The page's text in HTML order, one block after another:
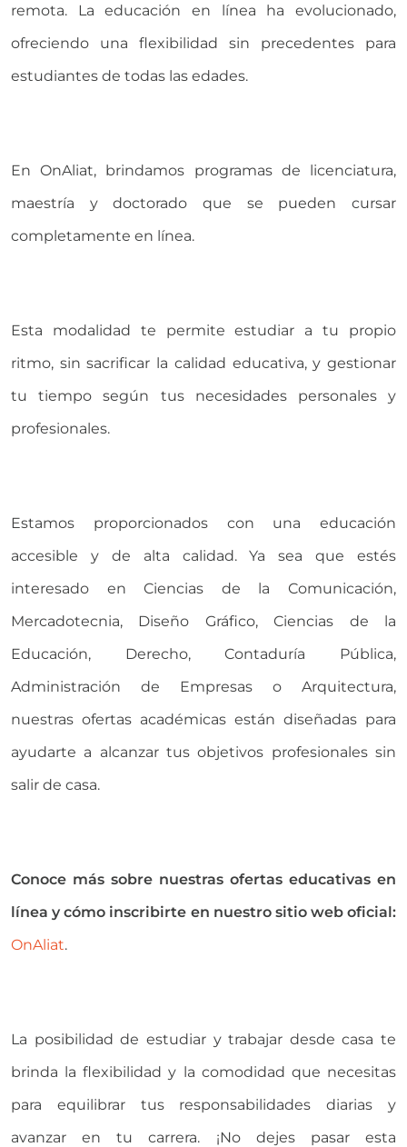
remota. La educación en línea ha evolucionado,
ofreciendo una flexibilidad sin precedentes para
estudiantes de todas las edades.
En OnAliat, brindamos programas de licenciatura,
maestría y doctorado que se pueden cursar
completamente en línea.
Esta modalidad te permite estudiar a tu propio
ritmo, sin sacrificar la calidad educativa, y gestionar
tu tiempo según tus necesidades personales y
profesionales.
Estamos proporcionados con una educación
accesible y de alta calidad. Ya sea que estés
interesado en Ciencias de la Comunicación,
Mercadotecnia, Diseño Gráfico, Ciencias de la
Educación, Derecho, Contaduría Pública,
Administración de Empresas o Arquitectura,
nuestras ofertas académicas están diseñadas para
ayudarte a alcanzar tus objetivos profesionales sin
salir de casa.
Conoce más sobre nuestras ofertas educativas en
línea y cómo inscribirte en nuestro sitio web oficial:
OnAliat.
La posibilidad de estudiar y trabajar desde casa te
brinda la flexibilidad y la comodidad que necesitas
para equilibrar tus responsabilidades diarias y
avanzar en tu carrera. ¡No dejes pasar esta